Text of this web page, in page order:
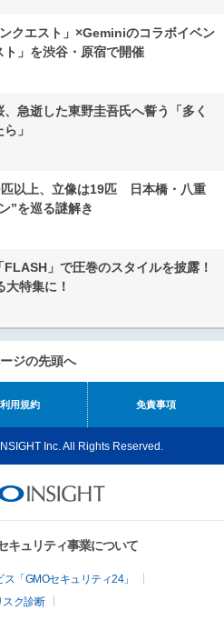
クエスト」×Geminiのコラボイベン
ト」を渋谷・原宿で開催
急逝した東野圭吾氏へ誓う「多く
」
以上、立像は19匹 日本橋・八重
”を巡る謎解き
」で圧巻のスタイルを披露！
特集に！
ジの先頭へ
利用規約 免責事項
Inc. All Rights Reserved.
キュリティ事業について
「GMOセキュリティ24」
スク診断